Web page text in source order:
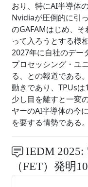
おり、特にAI半導体
Nvidiaが圧倒的に引
のGAFAMはじめ、
って入ろうとする様
2027年に自社のデー
プロセッシング・ユ
る、との報道である
動きであり、TPUsは
少し目を離すと一変
ヤーのAI半導体の今
を要する情勢である
IEDM 2025:
（FET）発明